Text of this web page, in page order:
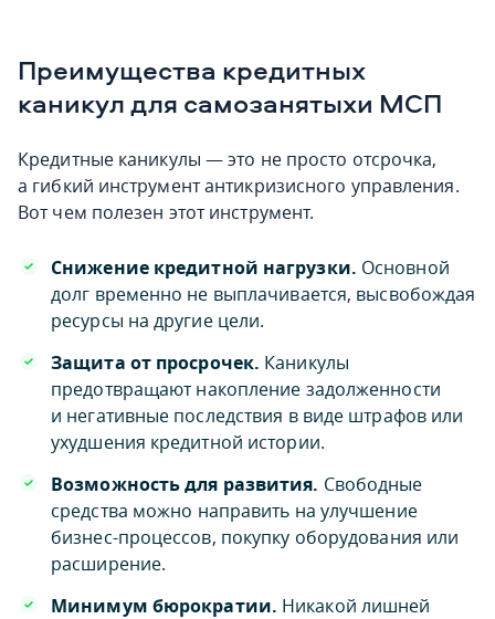
Преимущества кредитных
каникул для самозанятыхи МСП
Кредитные каникулы — это не просто отсрочка,
а гибкий инструмент антикризисного управления.
Вот чем полезен этот инструмент.
Снижение кредитной нагрузки. Основной
долг временно не выплачивается, высвобождая
ресурсы на другие цели.
Защита от просрочек. Каникулы
предотвращают накопление задолженности
и негативные последствия в виде штрафов или
ухудшения кредитной истории.
Возможность для развития. Свободные
средства можно направить на улучшение
бизнес-процессов, покупку оборудования или
расширение.
Минимум бюрократии. Никакой лишней